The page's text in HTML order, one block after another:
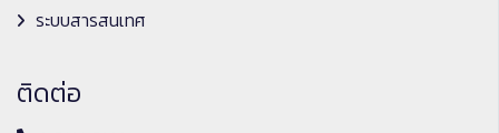
ระบบสารสนเทศ
ติดต่อ